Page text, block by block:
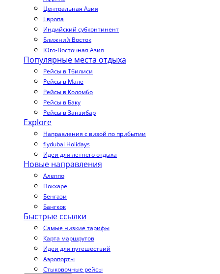
Центральная Азия
Европа
Индийский субконтинент
Ближний Восток
Юго-Восточная Азия
Популярные места отдыха
Рейсы в Тбилиси
Рейсы в Мале
Рейсы в Коломбо
Рейсы в Баку
Рейсы в Занзибар
Explore
Направления с визой по прибытии
flydubai Holidays
Идеи для летнего отдыха
Новые направления
Алеппо
Покхаре
Бенгази
Бангкок
Быстрые ссылки
Самые низкие тарифы
Карта маршрутов
Идеи для путешествий
Аэропорты
Стыковочные рейсы